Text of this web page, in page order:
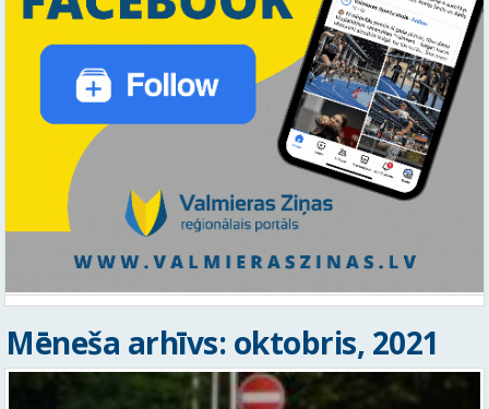
Mēneša arhīvs: oktobris, 2021